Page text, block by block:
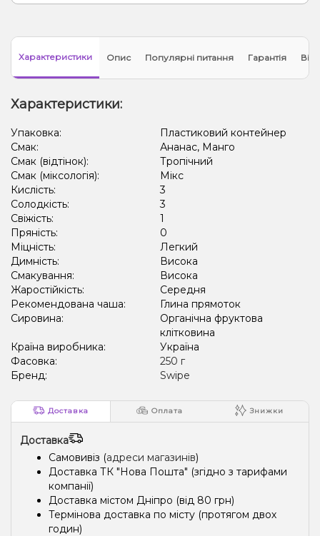
Характеристики Опис Популярні питання Гарантія
Характеристики:
Упаковка:
Пластиковий контейнер
Смак:
Ананас, Манго
Смак (відтінок):
Тропічний
Смак (міксологія):
Мікс
Кислість:
3
Солодкість:
3
Свіжість:
1
Пряність:
0
Міцність:
Легкий
Димність:
Висока
Смакування:
Висока
Жаростійкість:
Середня
Рекомендована чаша:
Глина прямоток
Сировина:
Органічна фруктова
клітковина
Країна виробника:
Україна
Фасовка:
250 г
Бренд:
Swipe
Доставка Оплата Знижки
Доставка
Самовивіз (адреси магазинів)
Доставка ТК "Нова Пошта" (згідно з тарифами
компанії)
Доставка містом Дніпро (від 80 грн)
Термінова доставка по місту (протягом двох
годин)